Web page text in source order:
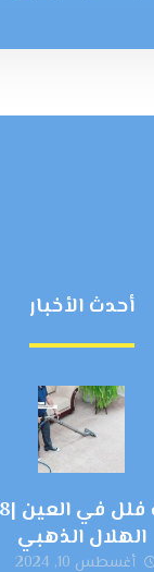
أحدث الأخبار
الهلال الذهبي
أغسطس 10, 2024